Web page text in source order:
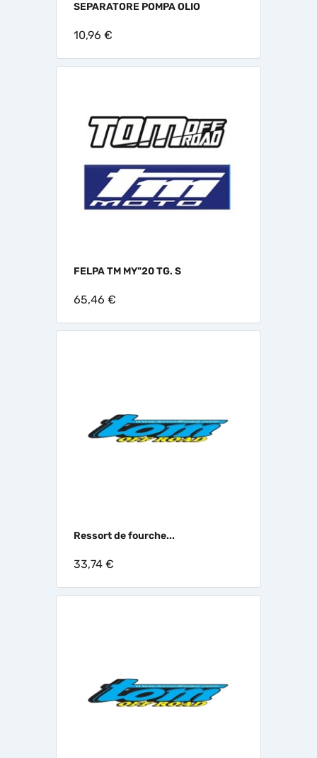
SEPARATORE POMPA OLIO
10,96 €
FELPA TM MY"20 TG. S
65,46 €
Ressort de fourche...
33,74 €